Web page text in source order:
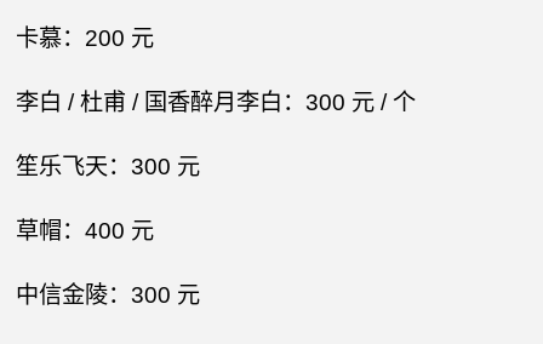
卡慕：200 元​
李白 / 杜甫 / 国香醉月李白：300 元 / 个​
笙乐飞天：300 元​
草帽：400 元​
中信金陵：300 元​